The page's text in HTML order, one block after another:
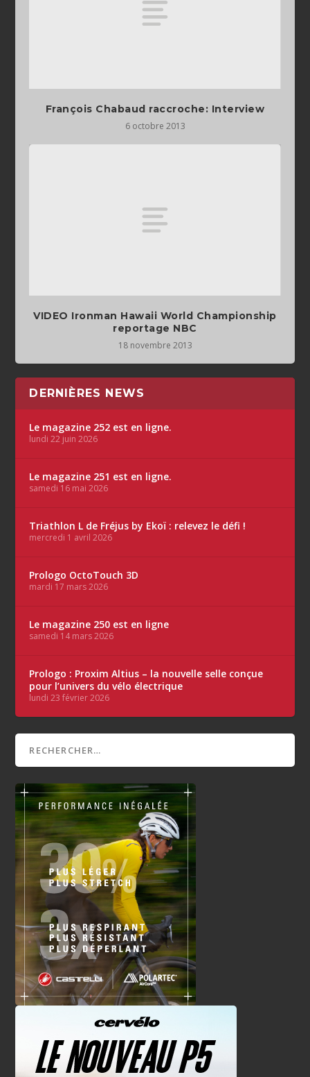
François Chabaud raccroche: Interview
6 octobre 2013
VIDEO Ironman Hawaii World Championship
reportage NBC
18 novembre 2013
DERNIÈRES NEWS
Le magazine 252 est en ligne.
lundi 22 juin 2026
Le magazine 251 est en ligne.
samedi 16 mai 2026
Triathlon L de Fréjus by Ekoï : relevez le défi !
mercredi 1 avril 2026
Prologo OctoTouch 3D
mardi 17 mars 2026
Le magazine 250 est en ligne
samedi 14 mars 2026
Prologo : Proxim Altius – la nouvelle selle conçue
pour l’univers du vélo électrique
lundi 23 février 2026